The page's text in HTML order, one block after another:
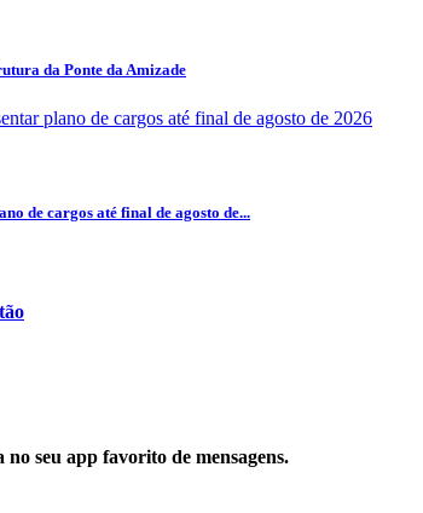
da Ponte da Amizade
de cargos até final de agosto de...
seu app favorito de mensagens.